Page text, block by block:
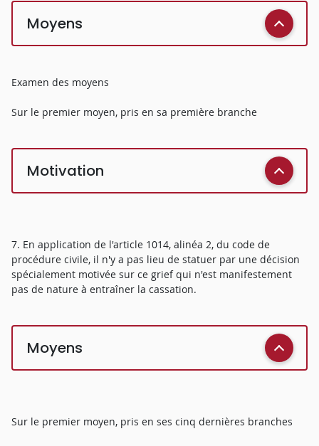
Moyens
Examen des moyens
Sur le premier moyen, pris en sa première branche
Motivation
7. En application de l'article 1014, alinéa 2, du code de
procédure civile, il n'y a pas lieu de statuer par une décision
spécialement motivée sur ce grief qui n'est manifestement
pas de nature à entraîner la cassation.
Moyens
Sur le premier moyen, pris en ses cinq dernières branches